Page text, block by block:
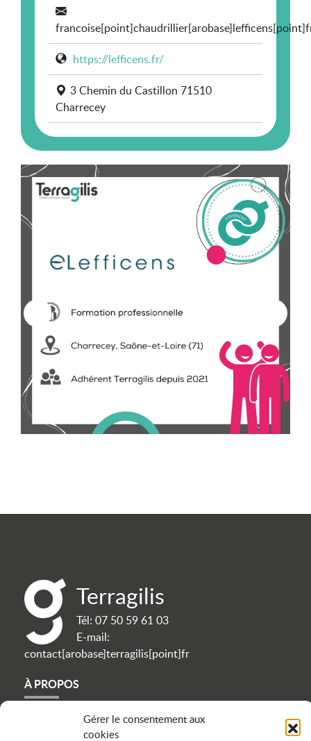
Gérer le consentement aux
cookies
https://lefficens.fr/
3 Chemin du Castillon 71510
Charrecey
Terragilis
Tél: 07 50 59 61 03
E-mail:
contact[arobase]terragilis[point]fr
À PROPOS
Politique de confidentialité